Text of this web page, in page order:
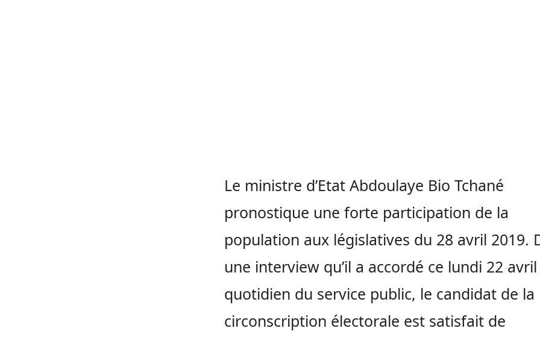
Le ministre d’Etat Abdoulaye Bio Tchané
pronostique une forte participation de la
population aux législatives du 28 avril 2019.
une interview qu’il a accordé ce lundi 22
quotidien du service public, le candidat de la
circonscription électorale est satisfait de